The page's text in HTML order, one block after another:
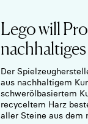
Lego will
Der
aus nachhaltigem
schwerölbasiertem
recyceltem Harz
aller Steine aus dem